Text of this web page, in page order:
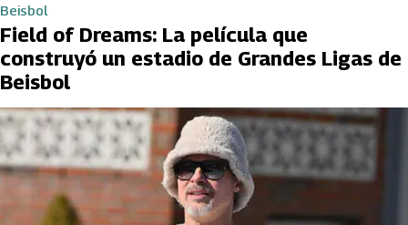
Beisbol
Field of Dreams: La película que
construyó un estadio de Grandes Ligas de
Beisbol